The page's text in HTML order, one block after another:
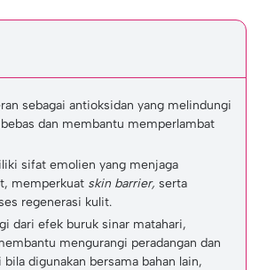
sebagai antioksidan yang melindungi
dan membantu memperlambat
sifat emolien yang menjaga
memperkuat skin barrier, serta
regenerasi kulit.
dari efek buruk sinar matahari,
mengurangi peradangan dan
digunakan bersama bahan lain,